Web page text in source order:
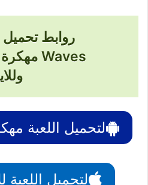
لتحميل اللعبة
لتحميل اللعبة